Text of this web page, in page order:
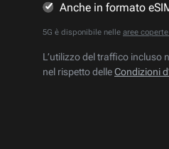
Anche in formato
5G è disponibile nelle aree
L’utilizzo del traffico incluso
nel rispetto delleCondizioni